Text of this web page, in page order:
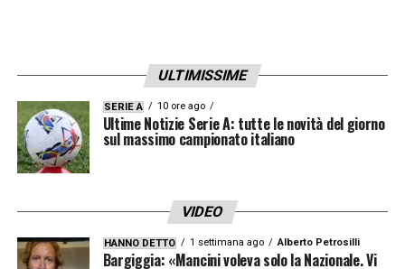
ULTIMISSIME
SERIE A 10 ore ago
Ultime Notizie Serie A: tutte le novità del giorno
sul massimo campionato italiano
VIDEO
HANNO DETTO 1 settimana ago Alberto Petrosilli
Bargiggia: «Mancini voleva solo la Nazionale. Vi